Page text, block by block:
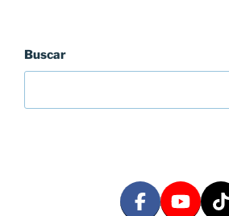
Buscar